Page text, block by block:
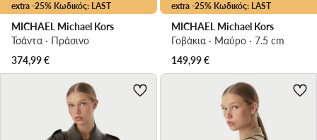
extra -25% Κωδικός: LAST
MICHAEL Michael Kors
Τσάντα · Πράσινο
374,99€
extra -25% Κωδικός: LAST
MICHAEL Michael Kors
Γοβάκια · Μαύρο · 7.5 cm
149,99€